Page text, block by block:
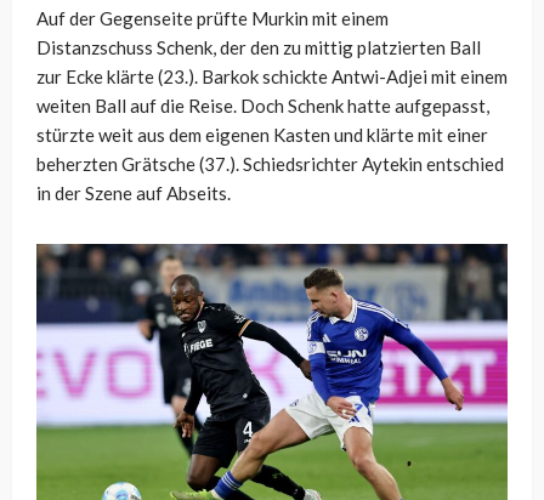
Auf der Gegenseite prüfte Murkin mit einem
Distanzschuss Schenk, der den zu mittig platzierten Ball
zur Ecke klärte (23.). Barkok schickte Antwi-Adjei mit einem
weiten Ball auf die Reise. Doch Schenk hatte aufgepasst,
stürzte weit aus dem eigenen Kasten und klärte mit einer
beherzten Grätsche (37.). Schiedsrichter Aytekin entschied
in der Szene auf Abseits.